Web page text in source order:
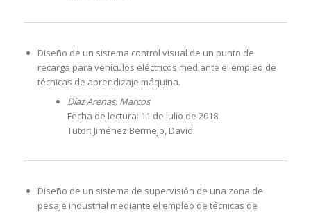
Diseño de un sistema control visual de un punto de
recarga para vehículos eléctricos mediante el empleo de
técnicas de aprendizaje máquina.
Díaz Arenas, Marcos
Fecha de lectura: 11 de julio de 2018.
Tutor: Jiménez Bermejo, David.
Diseño de un sistema de supervisión de una zona de
pesaje industrial mediante el empleo de técnicas de